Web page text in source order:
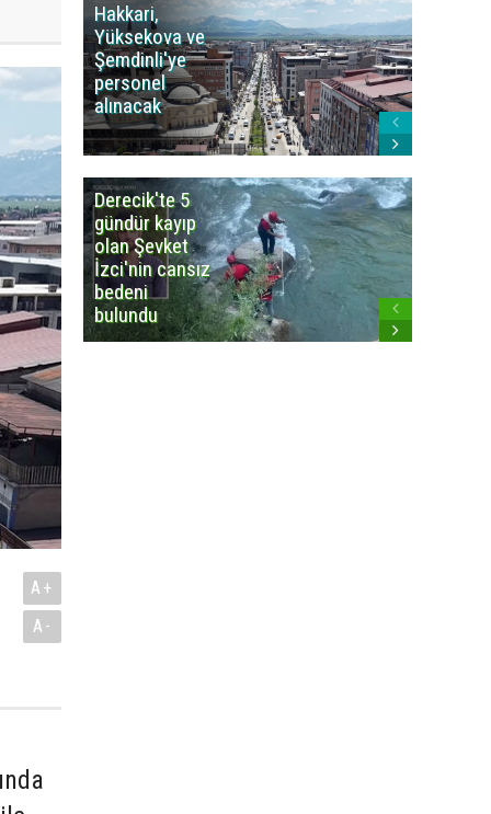
A+
A-
Hakkari,
Yüksekova ve
Şemdinli'ye
personel
alınacak
Derecik'te 5
gündür kayıp
olan Şevket
İzci'nin cansız
bedeni
bulundu